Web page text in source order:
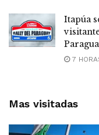
Itapúa
7
Mas visitadas